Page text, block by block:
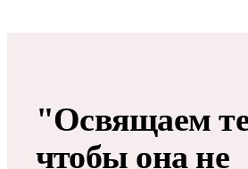
"Освящаем
чтобы она не